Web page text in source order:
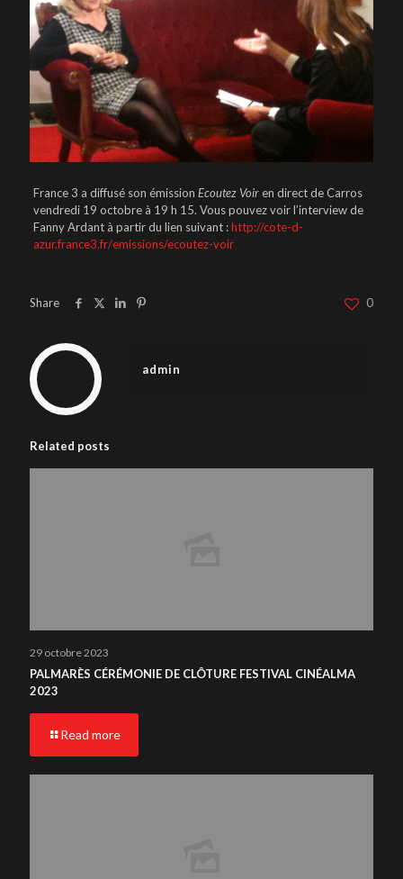
France 3 a diffusé son émission Ecoutez Voiren direct de Carros
vendredi 19 octobre à 19 h 15. Vous pouvez voir l’interview de
Fanny Ardant à partir du lien suivant :http://cote-d-
azur.france3.fr/emissions/ecoutez-voir
Share 0
admin
Related posts
29 octobre 2023
PALMARÈS CÉRÉMONIE DE CLÔTURE FESTIVAL CINÉALMA
2023
Read more